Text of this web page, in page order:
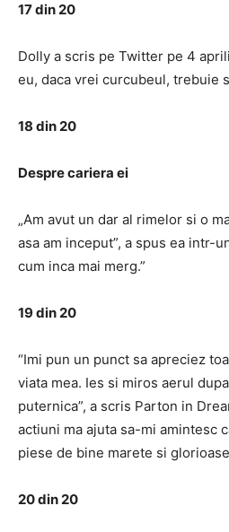
17 din 20
Dolly a scris pe Twitter pe 4
eu, daca vrei curcubeul, trebuie
18 din 20
Despre cariera ei
„Am avut un dar al rimelor si o
asa am inceput”, a spus ea intr-
cum inca mai merg.”
19 din 20
“Imi pun un punct sa apreciez
viata mea. Ies si miros aerul
puternica”, a scris Parton in
actiuni ma ajuta sa-mi amintesc
piese de bine marete si
20 din 20